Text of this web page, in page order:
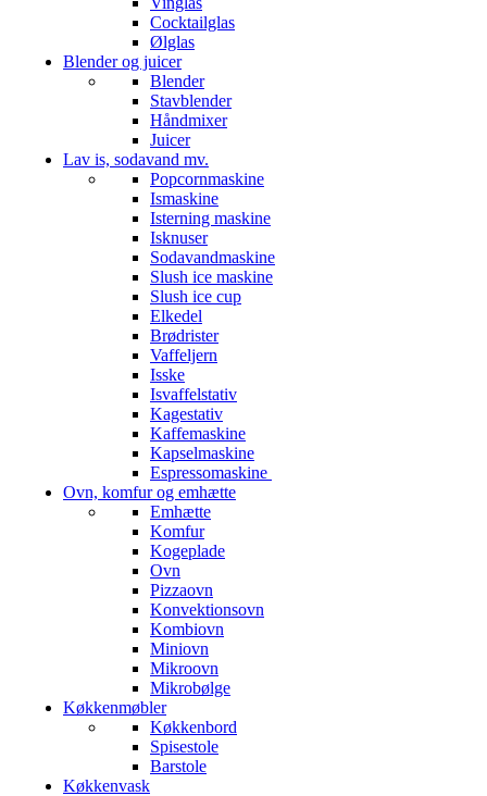
Cocktailglas
Ølglas
Blender og juicer
Blender
Stavblender
Håndmixer
Juicer
Lav is, sodavand mv.
Popcornmaskine
Ismaskine
Isterning maskine
Isknuser
Sodavandmaskine
Slush ice maskine
Slush ice cup
Elkedel
Brødrister
Vaffeljern
Isske
Isvaffelstativ
Kagestativ
Kaffemaskine
Kapselmaskine
Espressomaskine
Ovn, komfur og emhætte
Emhætte
Komfur
Kogeplade
Ovn
Pizzaovn
Konvektionsovn
Kombiovn
Miniovn
Mikroovn
Mikrobølge
Køkkenmøbler
Køkkenbord
Spisestole
Barstole
Køkkenvask